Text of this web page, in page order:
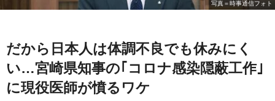
写真＝時事通信フォト
だから日本人は体調不良でも休みにく
い…宮崎県知事の｢コロナ感染隠蔽工作｣
に現役医師が憤るワケ